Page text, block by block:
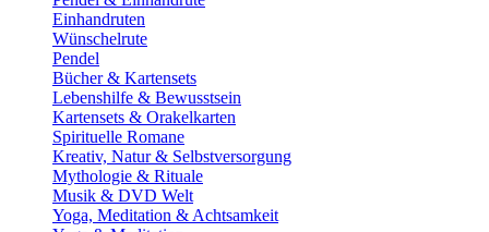
Einhandruten
Wünschelrute
Pendel
Bücher & Kartensets
Lebenshilfe & Bewusstsein
Kartensets & Orakelkarten
Spirituelle Romane
Kreativ, Natur & Selbstversorgung
Mythologie & Rituale
Musik & DVD Welt
Yoga, Meditation & Achtsamkeit